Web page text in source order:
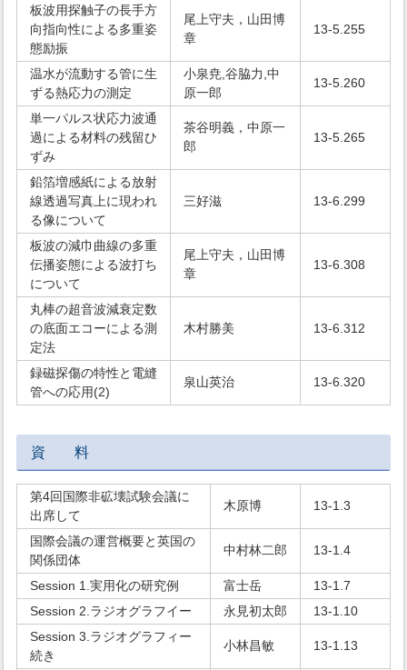
板波用探触子の長手方
向指向性による多重姿
態励振
尾上守夫，山田博
章
13-5.255
温水が流動する管に生
ずる熱応力の測定
小泉尭,谷脇力,中
原一郎
13-5.260
単一パルス状応力波通
過による材料の残留ひ
ずみ
茶谷明義，中原一
郎
13-5.265
鉛箔増感紙による放射
線透過写真上に現われ
る像について
三好滋 13-6.299
板波の減巾曲線の多重
伝播姿態による波打ち
について
尾上守夫，山田博
章
13-6.308
丸棒の超音波減衰定数
の底面エコーによる測
定法
木村勝美 13-6.312
録磁探傷の特性と電縫
管への応用(2)
泉山英治 13-6.320
資 料
第4回国際非砿壊試験会議に
出席して
木原博 13-1.3
国際会議の運営概要と英国の
関係団体
中村林二郎 13-1.4
Session 1.実用化の研究例 富士岳
13-1.7
Session 2.ラジオグラフイー
永見初太郎
13-1.10
Session 3.ラジオグラフィー
続き
小林昌敏 13-1.13